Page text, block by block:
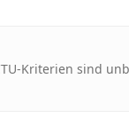
Kriterien sind